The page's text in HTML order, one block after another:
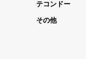
テコンドー
その他